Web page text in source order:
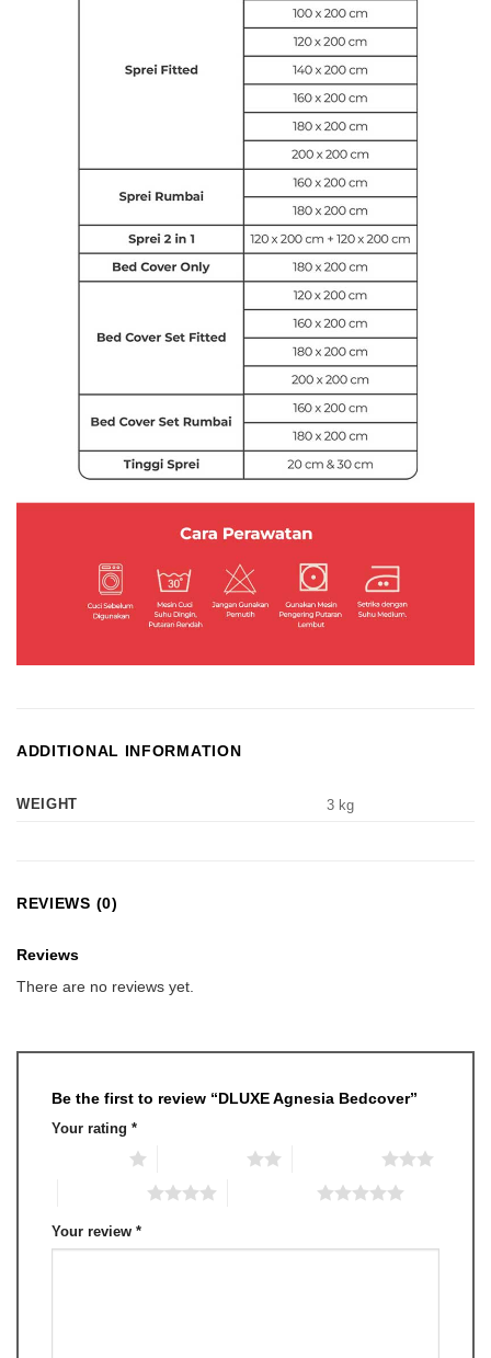
ADDITIONAL INFORMATION
WEIGHT 3 kg
REVIEWS (0)
Reviews
There are no reviews yet.
Be the first to review “DLUXE Agnesia Bedcover”
Your rating *
Your review *